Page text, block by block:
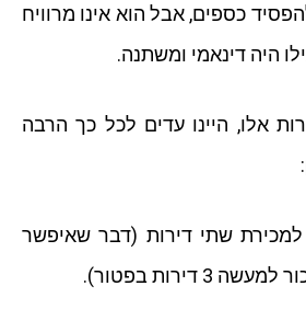
כספים, אבל הוא אינו מרוויח
היה דינאמי ומשתנה.
אלו, היינו עדים לכל כך הרבה
שתי דירות (דבר שאיפשר
דירות בפטור).